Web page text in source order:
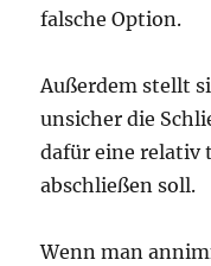
falsche Option.
Außerdem stellt
unsicher die
dafür eine relativ
abschließen soll.
Wenn man